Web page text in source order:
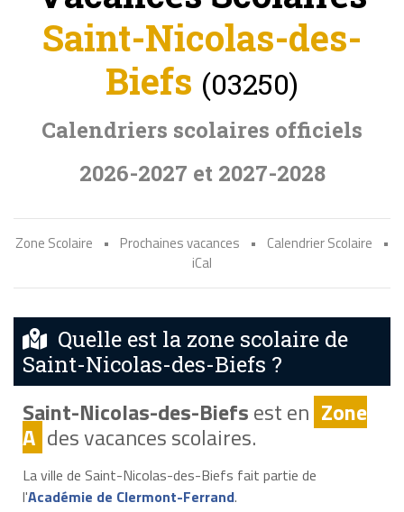
Saint-Nicolas-des-
Biefs (03250)
Calendriers scolaires officiels
2026-2027 et 2027-2028
Zone Scolaire • Prochaines vacances • Calendrier Scolaire
•
iCal
Quelle est la zone scolaire de
Saint-Nicolas-des-Biefs ?
Saint-Nicolas-des-Biefsest en Zone
A des vacances scolaires.
La ville de Saint-Nicolas-des-Biefs fait partie de
l'Académie de Clermont-Ferrand.